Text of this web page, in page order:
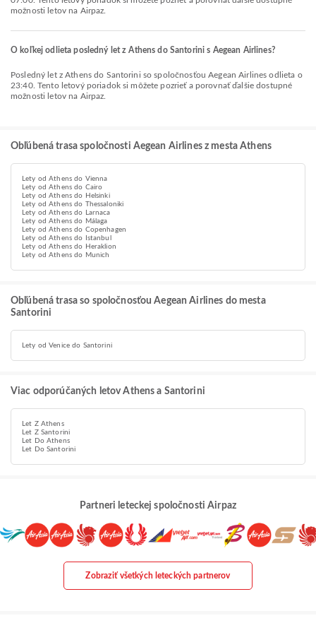
možnosti letov na Airpaz.
O koľkej odlieta posledný let z Athens do Santorini s Aegean Airlines?
Posledný let z Athens do Santorini so spoločnosťou Aegean Airlines odlieta o
23:40. Tento letový poriadok si môžete pozrieť a porovnať ďalšie dostupné
možnosti letov na Airpaz.
Obľúbená trasa spoločnosti Aegean Airlines z mesta Athens
Lety od Athens do Vienna
Lety od Athens do Cairo
Lety od Athens do Helsinki
Lety od Athens do Thessaloniki
Lety od Athens do Larnaca
Lety od Athens do Málaga
Lety od Athens do Copenhagen
Lety od Athens do Istanbul
Lety od Athens do Heraklion
Lety od Athens do Munich
Obľúbená trasa so spoločnosťou Aegean Airlines do mesta
Santorini
Lety od Venice do Santorini
Viac odporúčaných letov Athens a Santorini
Let Z Athens
Let Z Santorini
Let Do Athens
Let Do Santorini
Partneri leteckej spoločnosti Airpaz
Zobraziť všetkých leteckých partnerov